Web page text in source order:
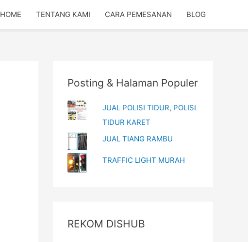
HOME TENTANG KAMI CARA PEMESANAN BLOG
Posting & Halaman Populer
JUAL POLISI TIDUR, POLISI
TIDUR KARET
JUAL TIANG RAMBU
TRAFFIC LIGHT MURAH
REKOM DISHUB